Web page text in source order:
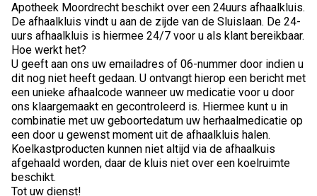
Apotheek Moordrecht beschikt over een 24uurs afhaalkluis.
De afhaalkluis vindt u aan de zijde van de Sluislaan. De 24-
uurs afhaalkluis is hiermee 24/7 voor u als klant bereikbaar.
Hoe werkt het?
U geeft aan ons uw emailadres of 06-nummer door indien u
dit nog niet heeft gedaan. U ontvangt hierop een bericht met
een unieke afhaalcode wanneer uw medicatie voor u door
ons klaargemaakt en gecontroleerd is. Hiermee kunt u in
combinatie met uw geboortedatum uw herhaalmedicatie op
een door u gewenst moment uit de afhaalkluis halen.
Koelkastproducten kunnen niet altijd via de afhaalkuis
afgehaald worden, daar de kluis niet over een koelruimte
beschikt.
Tot uw dienst!